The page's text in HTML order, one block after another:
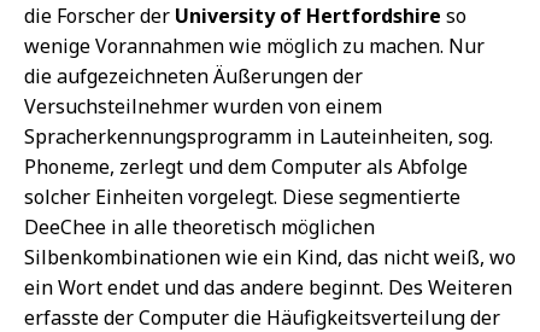
die Forscher der University of Hertfordshire so
wenige Vorannahmen wie möglich zu machen. Nur
die aufgezeichneten Äußerungen der
Versuchsteilnehmer wurden von einem
Spracherkennungsprogramm in Lauteinheiten, sog.
Phoneme, zerlegt und dem Computer als Abfolge
solcher Einheiten vorgelegt. Diese segmentierte
DeeChee in alle theoretisch möglichen
Silbenkombinationen wie ein Kind, das nicht weiß, wo
ein Wort endet und das andere beginnt. Des Weiteren
erfasste der Computer die Häufigkeitsverteilung der